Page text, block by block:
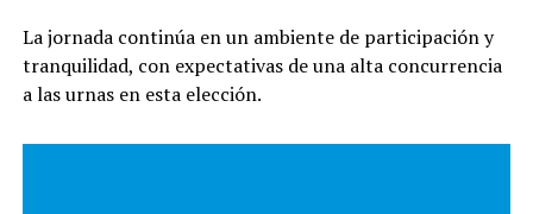
La jornada continúa en un ambiente de participación y
tranquilidad, con expectativas de una alta concurrencia
a las urnas en esta elección.